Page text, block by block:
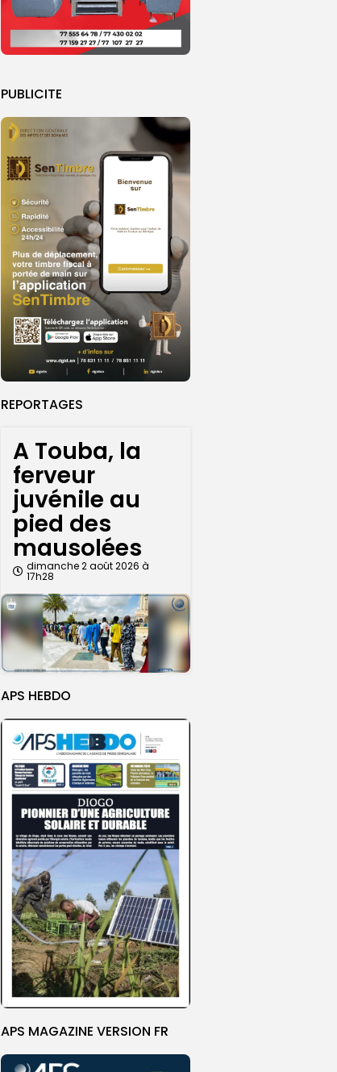
PUBLICITE
REPORTAGES
A Touba, la
ferveur
juvénile au
pied des
mausolées
dimanche 2 août 2026 à
17h28
APS HEBDO
APS MAGAZINE VERSION FR